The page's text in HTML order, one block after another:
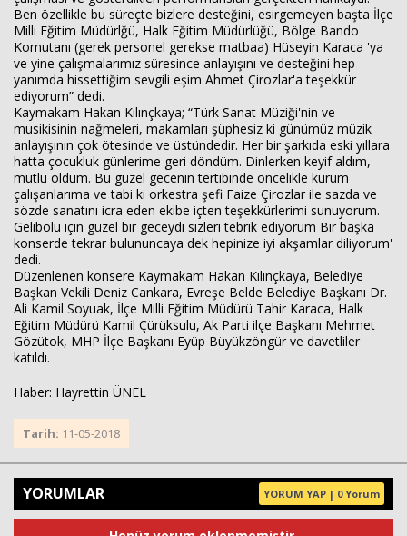
Ben özellikle bu süreçte bizlere desteğini, esirgemeyen başta İlçe
Milli Eğitim Müdürlğü, Halk Eğitim Müdürlüğü, Bölge Bando
Komutanı (gerek personel gerekse matbaa) Hüseyin Karaca 'ya
ve yine çalışmalarımız süresince anlayışını ve desteğini hep
yanımda hissettiğim sevgili eşim Ahmet Çirozlar'a teşekkür
ediyorum” dedi.
Kaymakam Hakan Kılınçkaya; “Türk Sanat Müziği'nin ve
musikisinin nağmeleri, makamları şüphesiz ki günümüz müzik
anlayışının çok ötesinde ve üstündedir. Her bir şarkıda eski yıllara
hatta çocukluk günlerime geri döndüm. Dinlerken keyif aldım,
mutlu oldum. Bu güzel gecenin tertibinde öncelikle kurum
çalışanlarıma ve tabi ki orkestra şefi Faize Çirozlar ile sazda ve
sözde sanatını icra eden ekibe içten teşekkürlerimi sunuyorum.
Gelibolu için güzel bir geceydi sizleri tebrik ediyorum Bir başka
konserde tekrar bulununcaya dek hepinize iyi akşamlar diliyorum'
dedi.
Düzenlenen konsere Kaymakam Hakan Kılınçkaya, Belediye
Başkan Vekili Deniz Cankara, Evreşe Belde Belediye Başkanı Dr.
Ali Kamil Soyuak, İlçe Milli Eğitim Müdürü Tahir Karaca, Halk
Eğitim Müdürü Kamil Çürüksulu, Ak Parti ilçe Başkanı Mehmet
Gözütok, MHP İlçe Başkanı Eyüp Büyükzöngür ve davetliler
katıldı.
Haber: Hayrettin ÜNEL
Tarih: 11-05-2018
YORUMLAR YORUM YAP | 0 Yorum
Haberin Doğru Adresi.